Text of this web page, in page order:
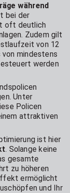
während
bei der
oft deutlich
Zudem gilt
von 12
von mindestens
werden
Unter
Policen
attraktiven
ist hier
. Solange keine
gesamte
zu höheren
ermöglicht
und Ihr